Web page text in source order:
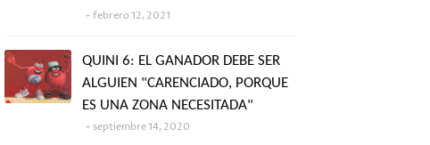
febrero 12, 2021
QUINI 6: EL GANADOR DEBE SER
ALGUIEN "CARENCIADO, PORQUE
ES UNA ZONA NECESITADA"
septiembre 14, 2020